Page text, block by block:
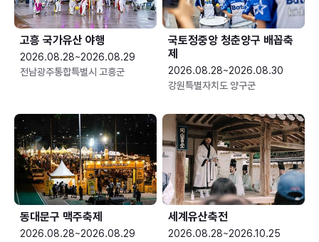
고흥 국가유산 야행
2026.08.28~2026.08.29
전남광주통합특별시 고흥군
국토정중앙 청춘양구 배꼽축
제
2026.08.28~2026.08.30
강원특별자치도 양구군
동대문구 맥주축제
2026.08.28~2026.08.29
세계유산축전
2026.08.28~2026.10.25